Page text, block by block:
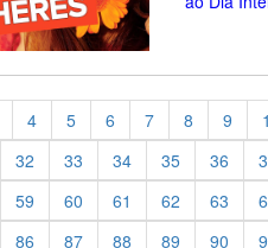
4 5 6 7 8 9
32 33 34 35 36
59 60 61 62 63
86 87 88 89 90